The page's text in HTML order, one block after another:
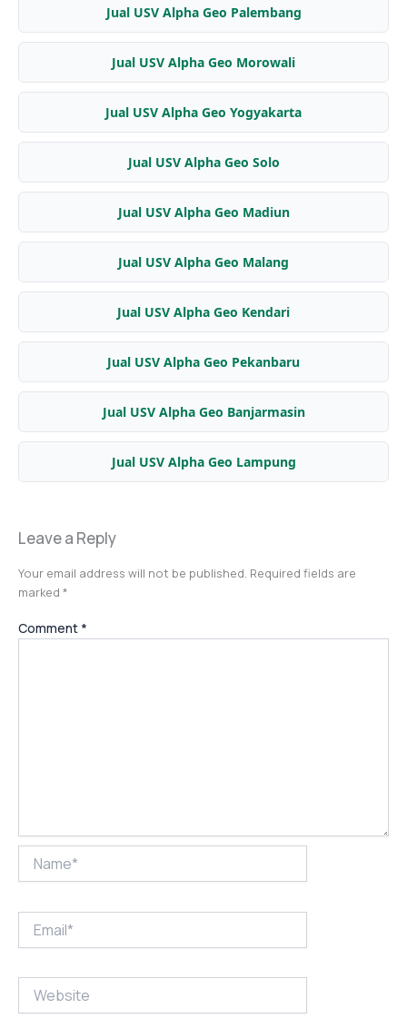
Jual USV Alpha Geo Palembang
Jual USV Alpha Geo Morowali
Jual USV Alpha Geo Yogyakarta
Jual USV Alpha Geo Solo
Jual USV Alpha Geo Madiun
Jual USV Alpha Geo Malang
Jual USV Alpha Geo Kendari
Jual USV Alpha Geo Pekanbaru
Jual USV Alpha Geo Banjarmasin
Jual USV Alpha Geo Lampung
Leave a Reply
Your email address will not be published. Required fields are
marked *
Comment *